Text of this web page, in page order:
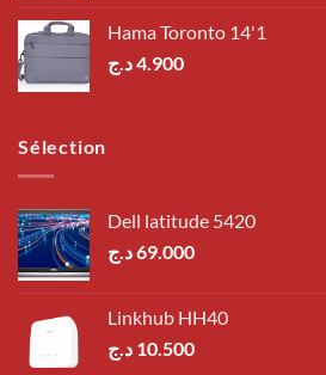
Hama Toronto 14'1
4.900د.ج
Sélection
Dell latitude 5420
69.000د.ج
Linkhub HH40
10.500 د.ج